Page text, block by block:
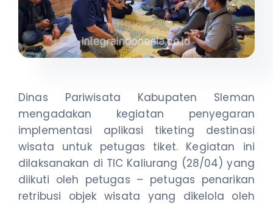
Dinas Pariwisata Kabupaten Sleman
mengadakan kegiatan penyegaran
implementasi aplikasi tiketing destinasi
wisata untuk petugas tiket. Kegiatan ini
dilaksanakan di TIC Kaliurang (28/04) yang
diikuti oleh petugas – petugas penarikan
retribusi objek wisata yang dikelola oleh